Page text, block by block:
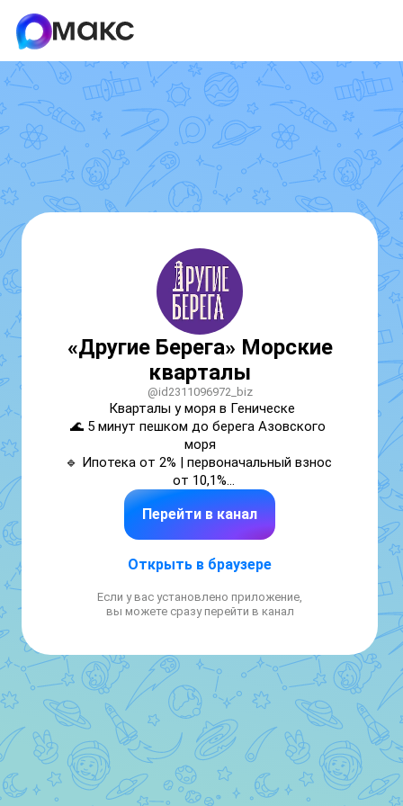
«Другие Берега» Морские
кварталы
@id2311096972_biz
Кварталы у моря в Геническе
🌊 5 минут пешком до берега Азовского
моря
🔹 Ипотека от 2% | первоначальный взнос
от 10,1%
🔹 1 и 2-комнатные квартиры
🔹 Комфорт-класс
Перейти в канал
Открыть в браузере
Если у вас установлено приложение,
вы можете сразу перейти в канал